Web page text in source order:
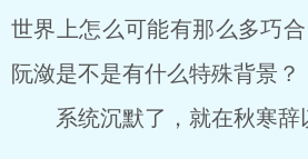
世界上怎么可能有那么多巧
阮潋是不是有什么特殊背景？
系统沉默了，就在秋寒辞